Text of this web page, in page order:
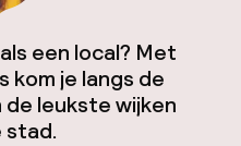
een local? Met
kom je langs de
leukste wijken
stad.